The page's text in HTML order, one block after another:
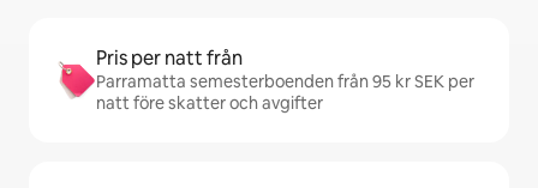
Pris per natt från
Parramatta semesterboenden från 95 kr SEK per
natt före skatter och avgifter